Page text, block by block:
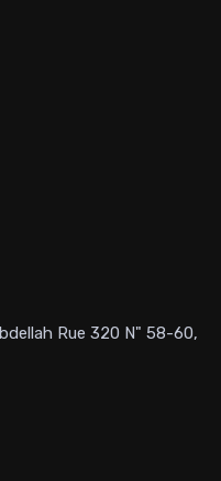
Rue 320 N" 58-60,